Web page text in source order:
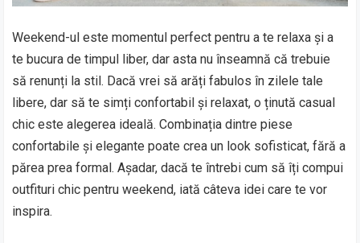
Weekend-ul este momentul perfect pentru a te relaxa și a
te bucura de timpul liber, dar asta nu înseamnă că trebuie
să renunți la stil. Dacă vrei să arăți fabulos în zilele tale
libere, dar să te simți confortabil și relaxat, o ținută casual
chic este alegerea ideală. Combinația dintre piese
confortabile și elegante poate crea un look sofisticat, fără a
părea prea formal. Așadar, dacă te întrebi cum să îți compui
outfituri chic pentru weekend, iată câteva idei care te vor
inspira.